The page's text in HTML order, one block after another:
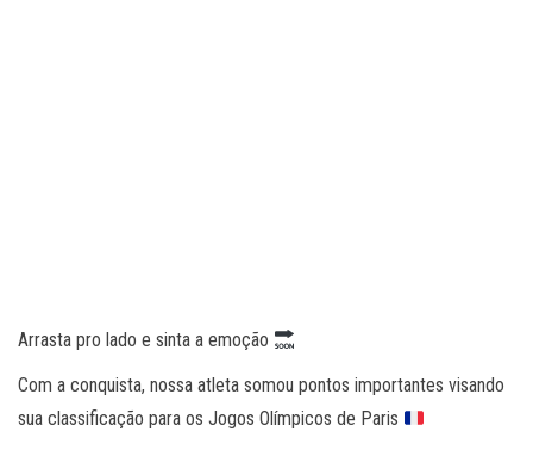
Arrasta pro lado e sinta a emoção
Com a conquista, nossa atleta somou pontos importantes visando
sua classificação para os Jogos Olímpicos de Paris